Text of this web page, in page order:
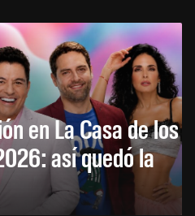
en La Casa de los
así quedó la